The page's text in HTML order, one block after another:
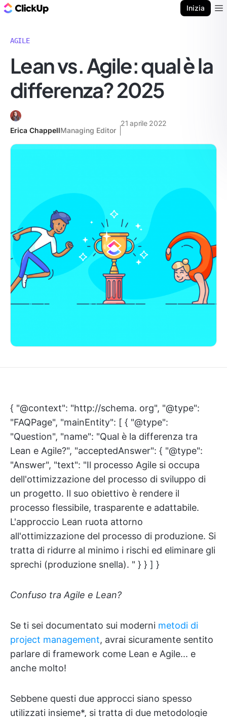
Inizia
AGILE
Lean vs. Agile: qual è la
differenza? 2025
Erica ChappellManaging Editor
21 aprile 2022
{ "@context": "http://schema. org", "@type":
"FAQPage", "mainEntity": [ { "@type":
"Question", "name": "Qual è la differenza tra
Lean e Agile?", "acceptedAnswer": { "@type":
"Answer", "text": "Il processo Agile si occupa
dell'ottimizzazione del processo di sviluppo di
un progetto. Il suo obiettivo è rendere il
processo flessibile, trasparente e adattabile.
L'approccio Lean ruota attorno
all'ottimizzazione del processo di produzione. Si
tratta di ridurre al minimo i rischi ed eliminare gli
sprechi (produzione snella). " } } ] }
Confuso tra Agile e Lean?
Se ti sei documentato sui moderni metodi di
project management, avrai sicuramente sentito
parlare di framework come Lean e Agile... e
anche molto!
Sebbene questi due approcci siano spesso
utilizzati insieme*, si tratta di due metodologie